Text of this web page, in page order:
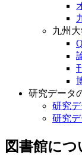
九州
研究データ
研究
研究
図書館につ